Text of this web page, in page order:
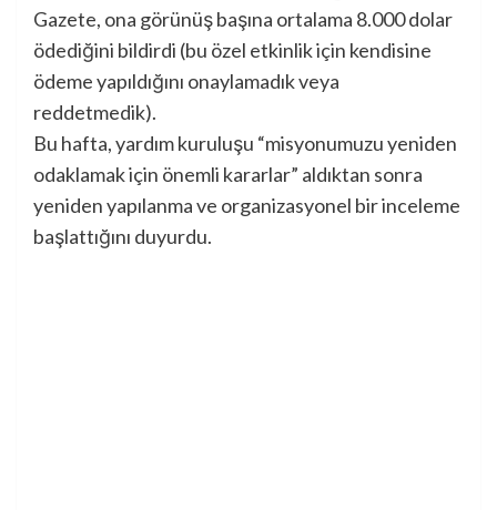
Gazete, ona görünüş başına ortalama 8.000 dolar
ödediğini bildirdi (bu özel etkinlik için kendisine
ödeme yapıldığını onaylamadık veya
reddetmedik).
Bu hafta, yardım kuruluşu “misyonumuzu yeniden
odaklamak için önemli kararlar” aldıktan sonra
yeniden yapılanma ve organizasyonel bir inceleme
başlattığını duyurdu.